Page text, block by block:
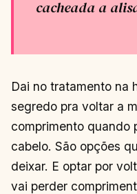
cacheada a
Dai no tratamento na
segredo pra voltar a
comprimento quando
cabelo. São opções
deixar. E optar por
vai perder